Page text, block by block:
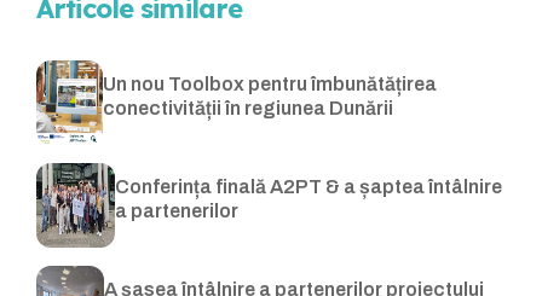
Articole similare
Un nou Toolbox pentru îmbunătățirea
conectivității în regiunea Dunării
Conferința finală A2PT & a șaptea întâlnire
a partenerilor
A șasea întâlnire a partenerilor proiectului